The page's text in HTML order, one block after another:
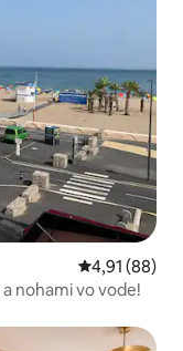
Priemerné
4,91 (88)
nohami vo vode!